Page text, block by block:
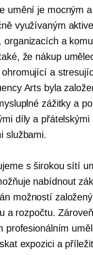
umění je mocným
využívaným
organizacích a
že nákup
a
Arts byla
zážitky a
díly a přátelskými
službami.
s širokou sítí
nabídnout
možností
a rozpočtu.
profesionálním
expozici a